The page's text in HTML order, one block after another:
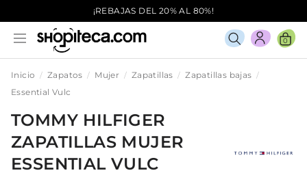
¡REBAJAS DEL 20% AL 80%!
0
Inicio Zapatos Mujer Zapatillas
Zapatillas bajas
Essential Vulc
TOMMY HILFIGER
ZAPATILLAS MUJER
ESSENTIAL VULC